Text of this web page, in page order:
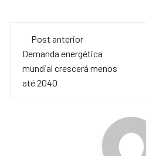
e
b
o
er s
A
Navegação
de
post
Post anterior
Demanda energética
mundial crescerá menos
até 2040